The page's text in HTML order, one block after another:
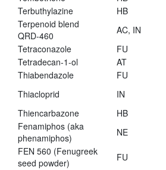
Terbuthylazine
HB
Terpenoid blend
QRD-460
AC, IN
Tetraconazole
FU
Tetradecan-1-ol
AT
Thiabendazole
FU
Thiacloprid
IN
Thiencarbazone
HB
Fenamiphos (aka
phenamiphos)
NE
FEN 560 (Fenugreek
seed powder)
FU